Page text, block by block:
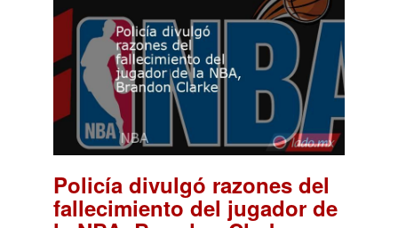
Policía divulgó razones del
fallecimiento del jugador de